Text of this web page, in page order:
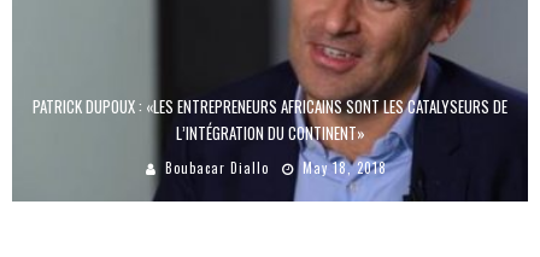
PATRICK DUPOUX : «LES ENTREPRENEURS AFRICAINS SONT LES CATALYSEURS DE
L’INTÉGRATION DU CONTINENT»
Boubacar Diallo May 18, 2018